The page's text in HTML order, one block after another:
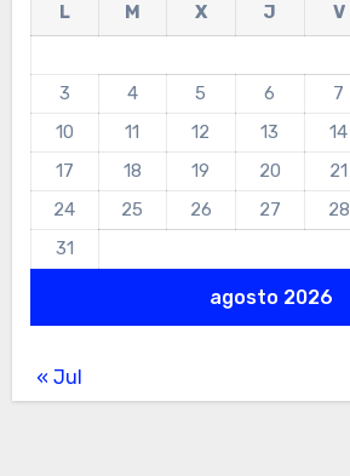
agosto 2026
L M X J V
3
4 5 6 7
10
11 12 13 14
17
18 19 20 21
24
25 26 27 28
31
« Jul